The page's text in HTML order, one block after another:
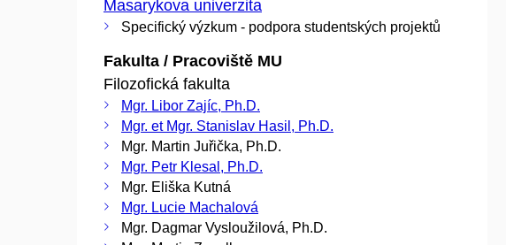
Masarykova univerzita
Specifický výzkum - podpora studentských projektů
Fakulta / Pracoviště MU
Filozofická fakulta
Mgr. Libor Zajíc, Ph.D.
Mgr. et Mgr. Stanislav Hasil, Ph.D.
Mgr. Martin Juřička, Ph.D.
Mgr. Petr Klesal, Ph.D.
Mgr. Eliška Kutná
Mgr. Lucie Machalová
Mgr. Dagmar Vysloužilová, Ph.D.